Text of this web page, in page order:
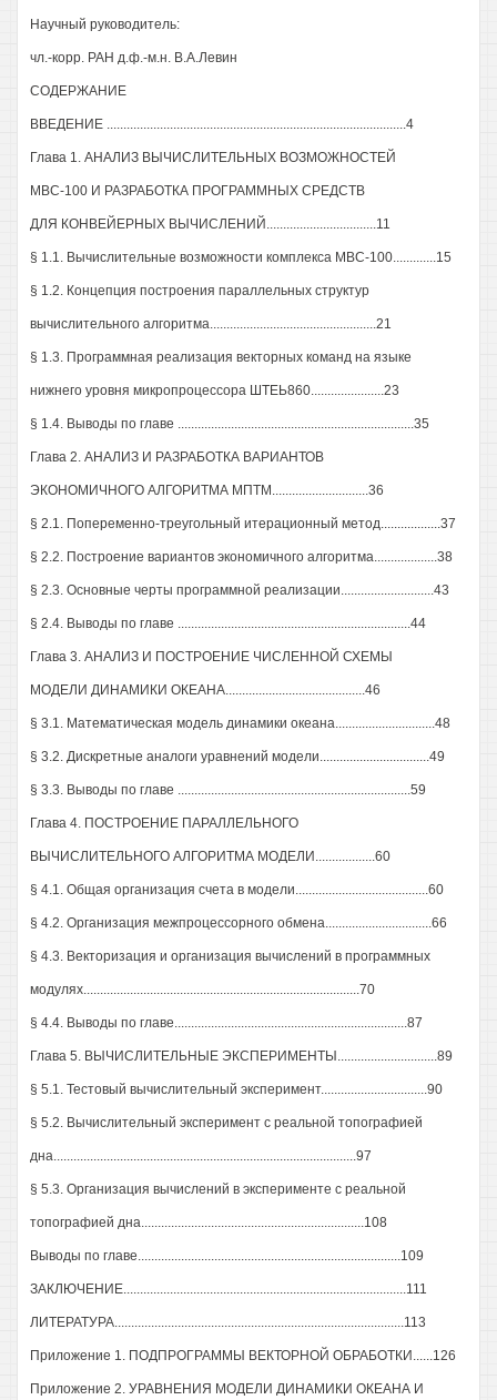
Научный руководитель:
чл.-корр. РАН д.ф.-м.н. В.А.Левин
СОДЕРЖАНИЕ
ВВЕДЕНИЕ ..........................................................................................4
Глава 1. АНАЛИЗ ВЫЧИСЛИТЕЛЬНЫХ ВОЗМОЖНОСТЕЙ
МВС-100 И РАЗРАБОТКА ПРОГРАММНЫХ СРЕДСТВ
ДЛЯ КОНВЕЙЕРНЫХ ВЫЧИСЛЕНИЙ.................................11
§ 1.1. Вычислительные возможности комплекса МВС-100.............15
§ 1.2. Концепция построения параллельных структур
вычислительного алгоритма..................................................21
§ 1.3. Программная реализация векторных команд на языке
нижнего уровня микропроцессора ШТЕЬ860......................23
§ 1.4. Выводы по главе .......................................................................35
Глава 2. АНАЛИЗ И РАЗРАБОТКА ВАРИАНТОВ
ЭКОНОМИЧНОГО АЛГОРИТМА МПТМ.............................36
§ 2.1. Попеременно-треугольный итерационный метод..................37
§ 2.2. Построение вариантов экономичного алгоритма...................38
§ 2.3. Основные черты программной реализации............................43
§ 2.4. Выводы по главе ......................................................................44
Глава 3. АНАЛИЗ И ПОСТРОЕНИЕ ЧИСЛЕННОЙ СХЕМЫ
МОДЕЛИ ДИНАМИКИ ОКЕАНА..........................................46
§ 3.1. Математическая модель динамики океана..............................48
§ 3.2. Дискретные аналоги уравнений модели.................................49
§ 3.3. Выводы по главе ......................................................................59
Глава 4. ПОСТРОЕНИЕ ПАРАЛЛЕЛЬНОГО
ВЫЧИСЛИТЕЛЬНОГО АЛГОРИТМА МОДЕЛИ..................60
§ 4.1. Общая организация счета в модели........................................60
§ 4.2. Организация межпроцессорного обмена................................66
§ 4.3. Векторизация и организация вычислений в программных
модулях...................................................................................70
§ 4.4. Выводы по главе......................................................................87
Глава 5. ВЫЧИСЛИТЕЛЬНЫЕ ЭКСПЕРИМЕНТЫ..............................89
§ 5.1. Тестовый вычислительный эксперимент................................90
§ 5.2. Вычислительный эксперимент с реальной топографией
дна...........................................................................................97
§ 5.3. Организация вычислений в эксперименте с реальной
топографией дна...................................................................108
Выводы по главе...............................................................................109
ЗАКЛЮЧЕНИЕ.....................................................................................111
ЛИТЕРАТУРА.......................................................................................113
Приложение 1. ПОДПРОГРАММЫ ВЕКТОРНОЙ ОБРАБОТКИ......126
Приложение 2. УРАВНЕНИЯ МОДЕЛИ ДИНАМИКИ ОКЕАНА И